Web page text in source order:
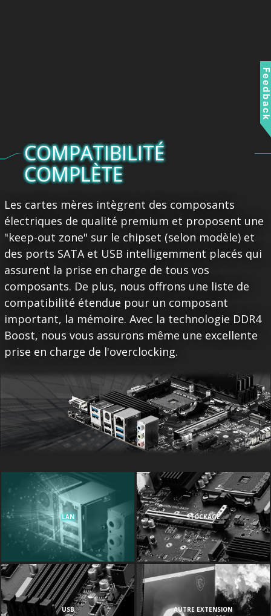
COMPATIBILITÉ
COMPLÈTE
Les cartes mères intègrent des composants
électriques de qualité premium et proposent une
"keep-out zone" sur le chipset (selon modèle) et
des ports SATA et USB intelligemment placés qui
assurent la prise en charge de tous vos
composants. De plus, nous offrons une liste de
compatibilité étendue pour un composant
important, la mémoire. Avec la technologie DDR4
Boost, nous vous assurons même une excellente
prise en charge de l'overclocking.
LAN STOCKAGE
USB AUTRE EXTENSION